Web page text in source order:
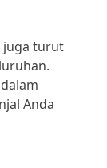
juga turut
Anda